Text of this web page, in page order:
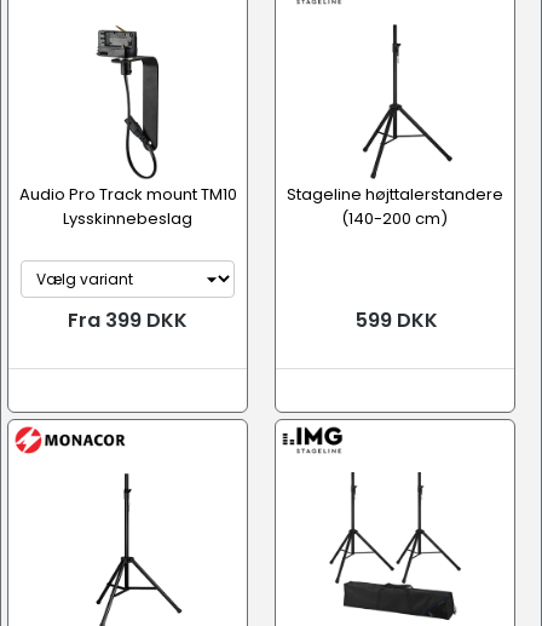
Audio Pro Track mount TM10
Lysskinnebeslag
Fra 399 DKK
Stageline højttalerstandere
(140-200 cm)
599 DKK